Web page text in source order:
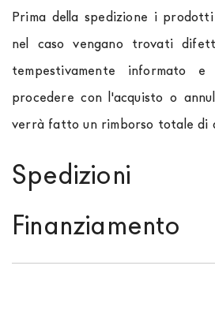
Prima della spedizione i
nel caso vengano trovati
tempestivamente informato
procedere con l'acquisto o
verrà fatto un rimborso totale di
Spedizioni
Forniture Europaègratuita
Finanziamento